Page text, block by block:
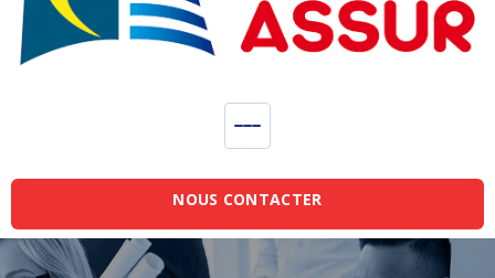
NOUS CONTACTER